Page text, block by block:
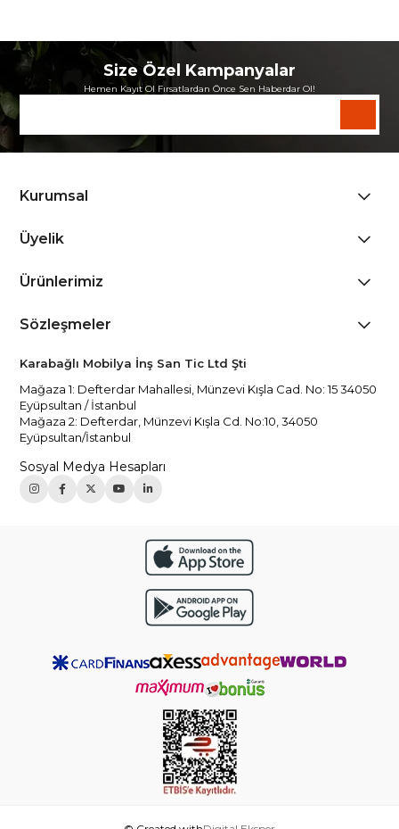
Size Özel Kampanyalar
Hemen Kayıt Ol Fırsatlardan Önce Sen Haberdar Ol!
Kurumsal
Üyelik
Ürünlerimiz
Sözleşmeler
Karabağlı Mobilya İnş San Tic Ltd Şti
Mağaza 1: Defterdar Mahallesi, Münzevi Kışla Cad. No: 15 34050
Eyüpsultan / İstanbul
Mağaza 2: Defterdar, Münzevi Kışla Cd. No:10, 34050
Eyüpsultan/İstanbul
Sosyal Medya Hesapları